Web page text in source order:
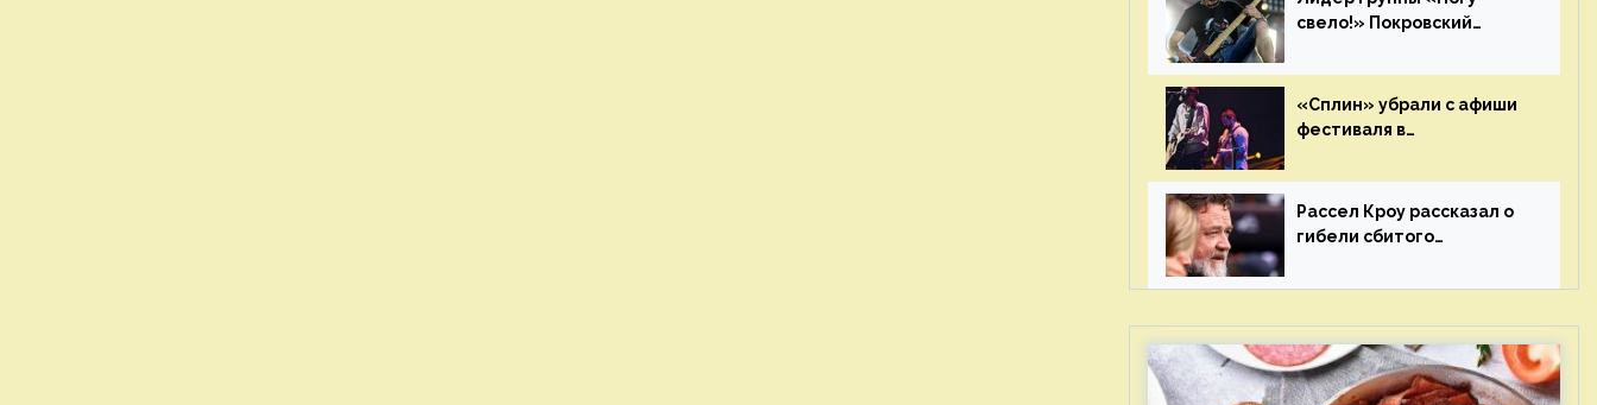
свело!» Покровский
иноагента
«Сплин» убрали с афиши
фестиваля в
жалобы «Союза отцов»
Рассел Кроу рассказал о
гибели сбитого